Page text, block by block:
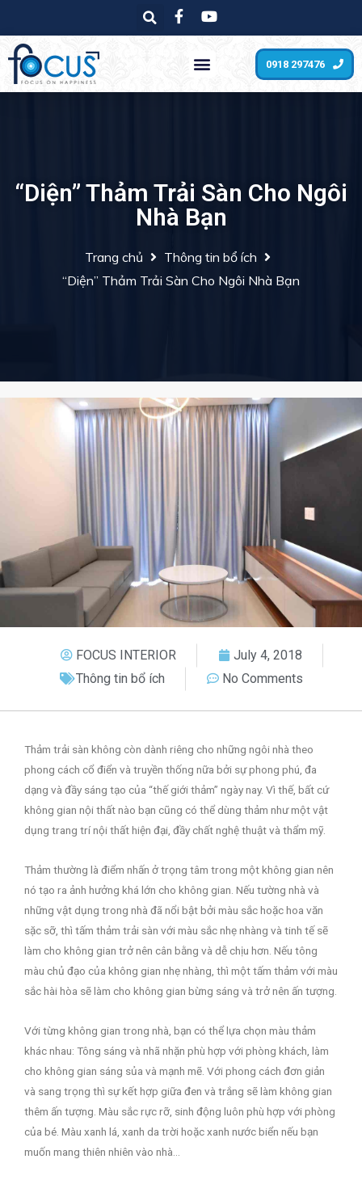
0918 297476
“Diện” Thảm Trải Sàn Cho Ngôi
Nhà Bạn
Trang chủ
Thông tin bổ ích
“Diện” Thảm Trải Sàn Cho Ngôi Nhà Bạn
FOCUS INTERIOR
July 4, 2018
Thông tin bổ ích
No Comments
Thảm trải sàn không còn dành riêng cho những ngôi nhà theo
phong cách cổ điển và truyền thống nữa bởi sự phong phú, đa
dạng và đầy sáng tạo của “thế giới thảm” ngày nay. Vì thế, bất cứ
không gian nội thất nào bạn cũng có thể dùng thảm như một vật
dụng trang trí nội thất hiện đại, đầy chất nghệ thuật và thẩm mỹ.
Thảm thường là điểm nhấn ở trọng tâm trong một không gian nên
nó tạo ra ảnh hưởng khá lớn cho không gian. Nếu tường nhà và
những vật dụng trong nhà đã nổi bật bởi màu sắc hoặc hoa văn
sặc sỡ, thì tấm thảm trải sàn với màu sắc nhẹ nhàng và tinh tế sẽ
làm cho không gian trở nên cân bằng và dễ chịu hơn. Nếu tông
màu chủ đạo của không gian nhẹ nhàng, thì một tấm thảm với màu
sắc hài hòa sẽ làm cho không gian bừng sáng và trở nên ấn tượng.
Với từng không gian trong nhà, bạn có thể lựa chọn màu thảm
khác nhau: Tông sáng và nhã nhặn phù hợp với phòng khách, làm
cho không gian sáng sủa và mạnh mẽ. Với phong cách đơn giản
và sang trọng thì sự kết hợp giữa đen và trắng sẽ làm không gian
thêm ấn tượng. Màu sắc rực rỡ, sinh động luôn phù hợp với phòng
của bé. Màu xanh lá, xanh da trời hoặc xanh nước biển nếu bạn
muốn mang thiên nhiên vào nhà…